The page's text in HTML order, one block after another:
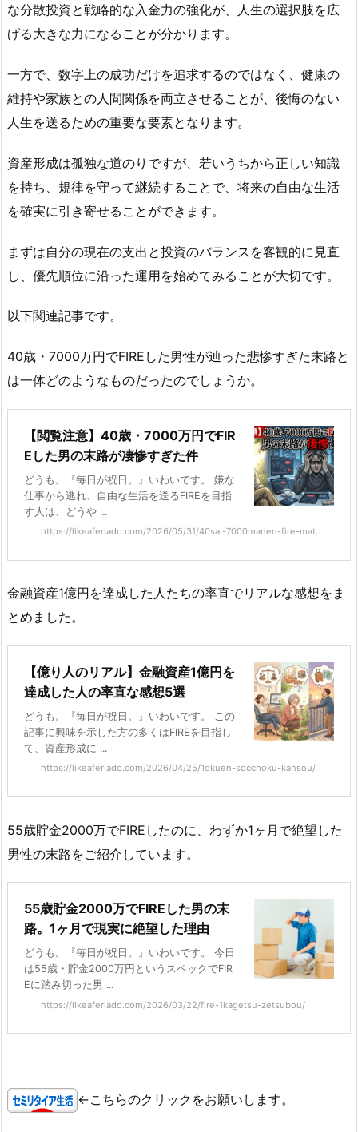
な分散投資と戦略的な入金力の強化が、人生の選択肢を広
げる大きな力になることが分かります。
一方で、数字上の成功だけを追求するのではなく、健康の
維持や家族との人間関係を両立させることが、後悔のない
人生を送るための重要な要素となります。
資産形成は孤独な道のりですが、若いうちから正しい知識
を持ち、規律を守って継続することで、将来の自由な生活
を確実に引き寄せることができます。
まずは自分の現在の支出と投資のバランスを客観的に見直
し、優先順位に沿った運用を始めてみることが大切です。
以下関連記事です。
40歳・7000万円でFIREした男性が辿った悲惨すぎた末路と
は一体どのようなものだったのでしょうか。
【閲覧注意】40歳・7000万円でFIR
Eした男の末路が凄惨すぎた件
どうも。『毎日が祝日。』いわいです。 嫌な
仕事から逃れ、自由な生活を送るFIREを目指
す人は、どうや ...
https://likeaferiado.com/2026/05/31/40sai-7000manen-fire-mat...
金融資産1億円を達成した人たちの率直でリアルな感想をま
とめました。
【億り人のリアル】金融資産1億円を
達成した人の率直な感想5選
どうも。『毎日が祝日。』いわいです。 この
記事に興味を示した方の多くはFIREを目指し
て、資産形成に ...
https://likeaferiado.com/2026/04/25/1okuen-socchoku-kansou/
55歳貯金2000万でFIREしたのに、わずか1ヶ月で絶望した
男性の末路をご紹介しています。
55歳貯金2000万でFIREした男の末
路。1ヶ月で現実に絶望した理由
どうも。『毎日が祝日。』いわいです。 今日
は55歳・貯金2000万円というスペックでFIR
Eに踏み切った男 ...
https://likeaferiado.com/2026/03/22/fire-1kagetsu-zetsubou/
←こちらのクリックをお願いします。